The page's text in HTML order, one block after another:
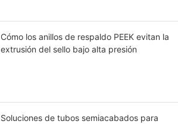
Cómo los anillos de respaldo PEEK evitan la
extrusión del sello bajo alta presión
Soluciones de tubos semiacabados para